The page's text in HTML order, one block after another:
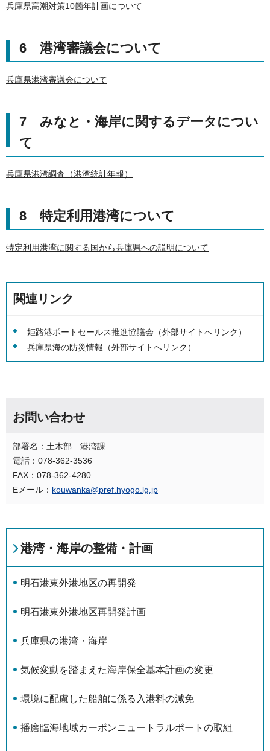
兵庫県高潮対策10箇年計画について
6 港湾審議会について
兵庫県港湾審議会について
7 みなと・海岸に関するデータについ
て
兵庫県港湾調査（港湾統計年報）
8 特定利用港湾について
特定利用港湾に関する国から兵庫県への説明について
関連リンク
姫路港ポートセールス推進協議会（外部サイトへリンク）
兵庫県海の防災情報（外部サイトへリンク）
お問い合わせ
部署名：土木部 港湾課
電話：078-362-3536
FAX：078-362-4280
Eメール： kouwanka@pref.hyogo.lg.jp
港湾・海岸の整備・計画
明石港東外港地区の再開発
明石港東外港地区再開発計画
兵庫県の港湾・海岸
気候変動を踏まえた海岸保全基本計画の変更
環境に配慮した船舶に係る入港料の減免
播磨臨海地域カーボンニュートラルポートの取組